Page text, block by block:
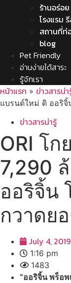
ร้านอร่อ
โรงแรม
สถานที่ท่
blog
Pet Friendly
อ่านง่ายได้สาระ
รู้จักเรา
หน้าแรก » ข่าวสารน่า
แบรนด์ใหม่ ดิ ออริจิ้
ข่าวสารน่ารู้
ORI โก
7,290
ออริจิ้น
กวาดย
July 4, 2019
1:16 pm
1483
“ออริจิ้น พร็อ